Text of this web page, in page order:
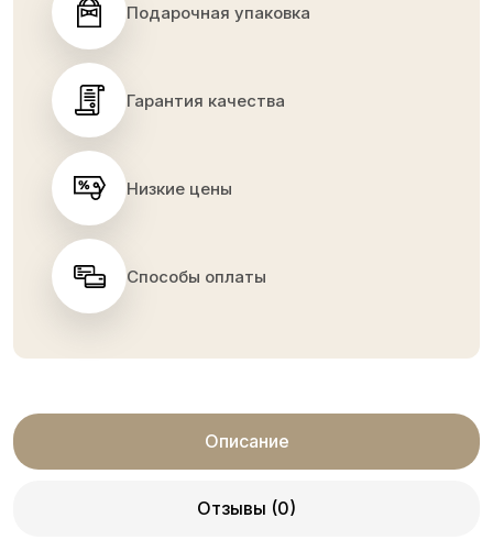
Подарочная упаковка
Гарантия качества
Низкие цены
Способы оплаты
Описание
Отзывы (0)